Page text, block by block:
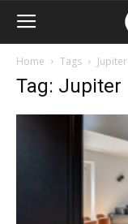
Home Tags Jupiter
Tag: Jupiter